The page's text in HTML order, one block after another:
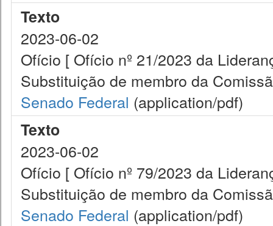
Texto
2023-06-02
Ofício [ Ofício nº 21/2023 da
Substituição de membro da
Senado Federal (application/pdf)
Texto
2023-06-02
Ofício [ Ofício nº 79/2023 da
Substituição de membro da
Senado Federal (application/pdf)